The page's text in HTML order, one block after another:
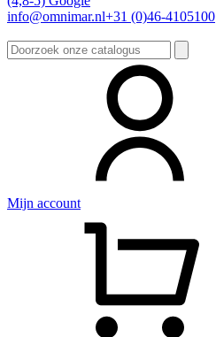
info@omnimar.nl+31 (0)46-4105100
Zoeken
naar:
Mijn account